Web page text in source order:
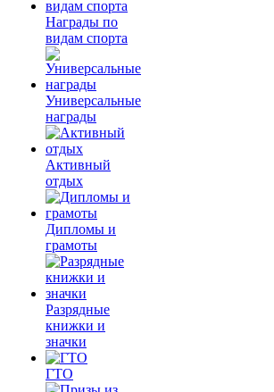
Награды по
видам спорта
Универсальные
награды
Активный
отдых
Дипломы и
грамоты
Разрядные
книжки и
значки
ГТО